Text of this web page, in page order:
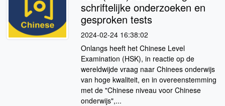
schriftelijke onderzoeken en
gesproken tests
2024-02-24 16:38:02
Onlangs heeft het Chinese Level
Examination (HSK), in reactie op de
wereldwijde vraag naar Chinees onderwijs
van hoge kwaliteit, en in overeenstemming
met de "Chinese niveau voor Chinese
onderwijs",...